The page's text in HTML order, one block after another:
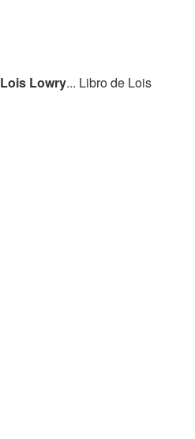
Lois Lowry... Libro de Lois